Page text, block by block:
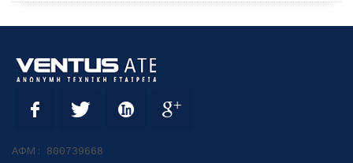
ΑΦΜ : 800739668